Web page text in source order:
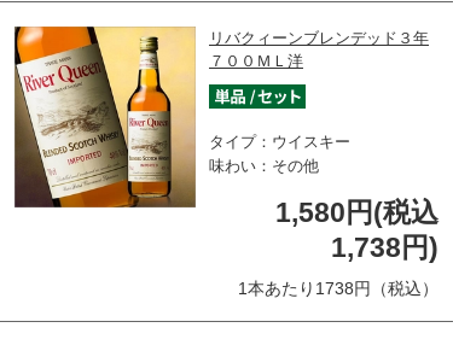
リバクィーンブレンデッド３年
７００ＭＬ洋
タイプ：ウイスキー
味わい：その他
1,580円(税込
1,738円)
1本あたり1738円（税込）